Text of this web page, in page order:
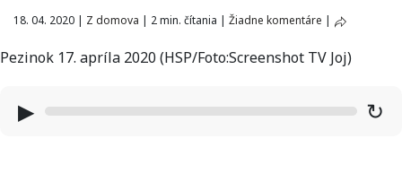
18. 04. 2020 | Z domova | 2 min. čítania | Žiadne komentáre |
Pezinok 17. apríla 2020 (HSP/Foto:Screenshot TV Joj)
▶ ↻